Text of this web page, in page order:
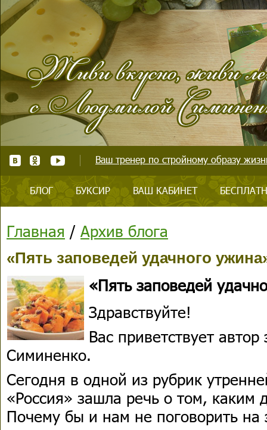
Ваш тренер по стройному образу
БЛОГ БУКСИР ВАШ КАБИНЕТ
Главная / Архив блога
«Пять заповедей удачного
«Пять заповедей
Здравствуйте!
Вас приветствует
Симиненко.
Сегодня в одной из рубрик
«Россия» зашла речь о том, каким
Почему бы и нам не поговорить на